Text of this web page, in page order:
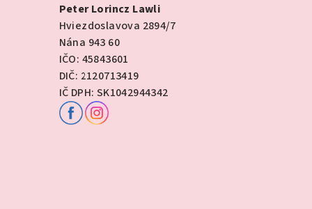
Peter Lorincz Lawli
Hviezdoslavova 2894/7
Nána 943 60
IČO: 45843601
DIČ: 2120713419
IČ DPH: SK1042944342